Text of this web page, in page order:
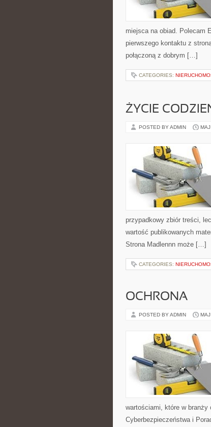
miejsca na obiad. Polecam
pierwszego kontaktu z
połączoną z dobrym […]
CATEGORIES:
ŻYCIE
POSTED BY ADMIN
przypadkowy zbiór treści,
wartość publikowanych
Strona Madlennn może […]
CATEGORIES:
OCHRONA
POSTED BY ADMIN
wartościami, które w branży
Cyberbezpieczeństwa i